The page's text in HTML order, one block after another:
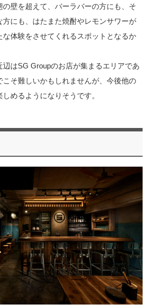
の壁を超えて、バーラバーの方にも、そ
方にも、はたまた焼酎やレモンサワーが
な体験をさせてくれるスポットとなるか
辺はSG Groupのお店が集まるエリアであ
こそ難しいかもしれませんが、今後他の
めるようになりそうです。